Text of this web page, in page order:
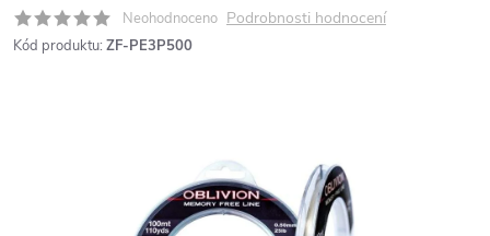
Neohodnoceno Podrobnosti hodnocení
Kód produktu: ZF-PE3P500